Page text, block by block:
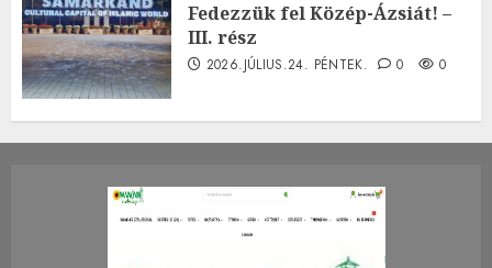
Fedezzük fel Közép-Ázsiát! –
III. rész
2026.JÚLIUS.24. PÉNTEK. 0 0